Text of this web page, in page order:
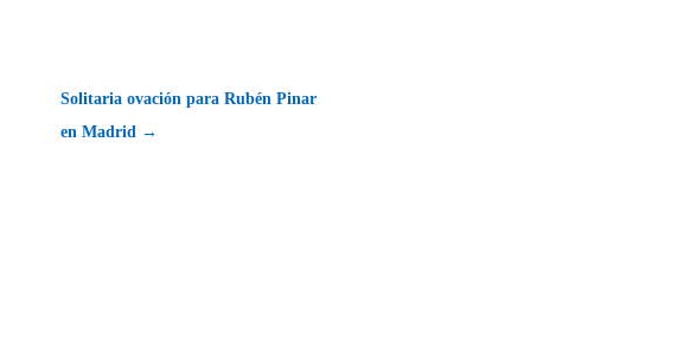
Solitaria ovación para Rubén Pinar
en Madrid →